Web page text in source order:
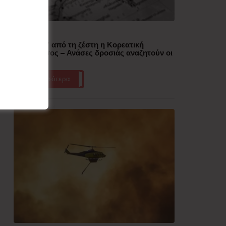
“Έλιωσε” από τη ζέστη η Κορεατική
Χερσόνησος – Ανάσες δροσιάς αναζητούν οι
Περισσότερα